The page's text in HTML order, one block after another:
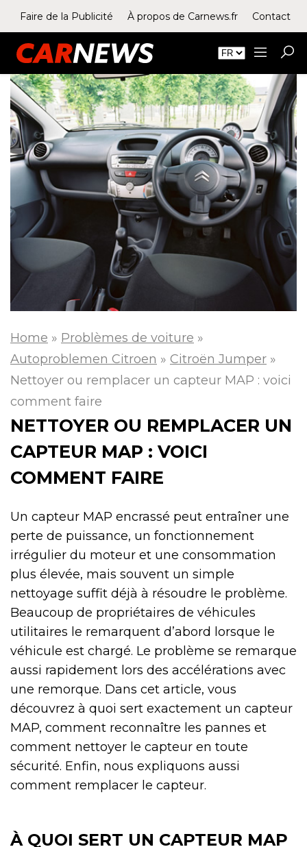
Faire de la Publicité À propos de Carnews.fr Contact
Home » Problèmes de voiture »
Autoproblemen Citroen » Citroën Jumper »
Nettoyer ou remplacer un capteur MAP : voici
comment faire
NETTOYER OU REMPLACER UN
CAPTEUR MAP : VOICI
COMMENT FAIRE
Un capteur MAP encrassé peut entraîner une
perte de puissance, un fonctionnement
irrégulier du moteur et une consommation
plus élevée, mais souvent un simple
nettoyage suffit déjà à résoudre le problème.
Beaucoup de propriétaires de véhicules
utilitaires le remarquent d’abord lorsque le
véhicule est chargé. Le problème se remarque
aussi rapidement lors des accélérations avec
une remorque. Dans cet article, vous
découvrez à quoi sert exactement un capteur
MAP, comment reconnaître les pannes et
comment nettoyer le capteur en toute
sécurité. Enfin, nous expliquons aussi
comment remplacer le capteur.
À QUOI SERT UN CAPTEUR MAP